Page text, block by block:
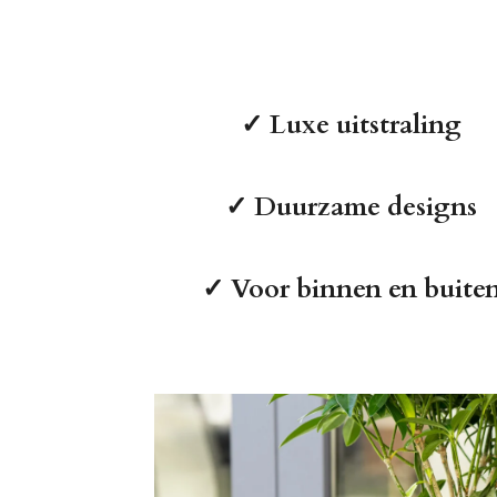
✓ Luxe uitstraling
✓ Duurzame designs
✓ Voor binnen en